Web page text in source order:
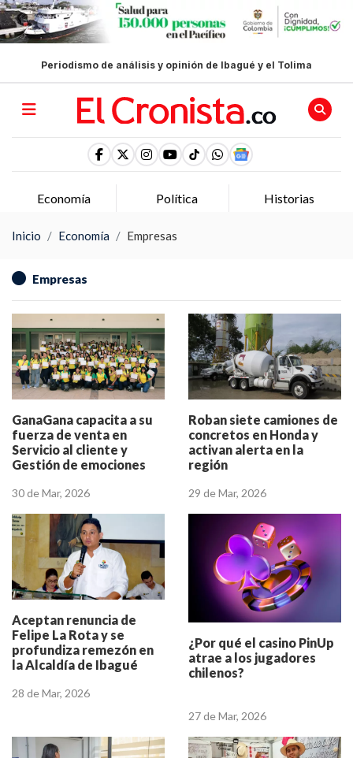
Periodismo de análisis y opinión de Ibagué y el Tolima
Economía Política Historias
Inicio Economía Empresas
Empresas
GanaGana capacita a su
fuerza de venta en
Servicio al cliente y
Gestión de emociones
30 de Mar, 2026
Roban siete camiones de
concretos en Honda y
activan alerta en la
región
29 de Mar, 2026
Aceptan renuncia de
Felipe La Rota y se
profundiza remezón en
la Alcaldía de Ibagué
28 de Mar, 2026
¿Por qué el casino PinUp
atrae a los jugadores
chilenos?
27 de Mar, 2026